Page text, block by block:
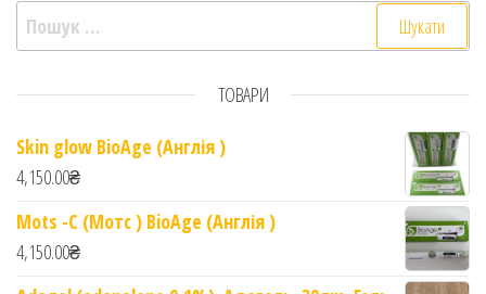
Пошук:
ТОВАРИ
Skin glow BioAge (Англія )
4,150.00₴
Mots -C (Мотс ) BioAge (Англія )
4,150.00₴